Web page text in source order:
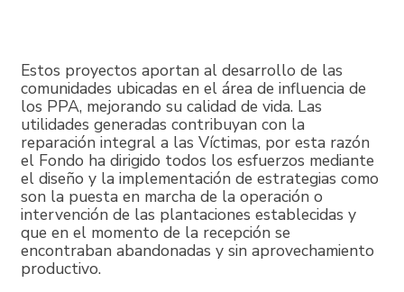
Estos proyectos aportan al desarrollo de las
comunidades ubicadas en el área de influencia de
los PPA, mejorando su calidad de vida. Las
utilidades generadas contribuyan con la
reparación integral a las Víctimas, por esta razón
el Fondo ha dirigido todos los esfuerzos mediante
el diseño y la implementación de estrategias como
son la puesta en marcha de la operación o
intervención de las plantaciones establecidas y
que en el momento de la recepción se
encontraban abandonadas y sin aprovechamiento
productivo.